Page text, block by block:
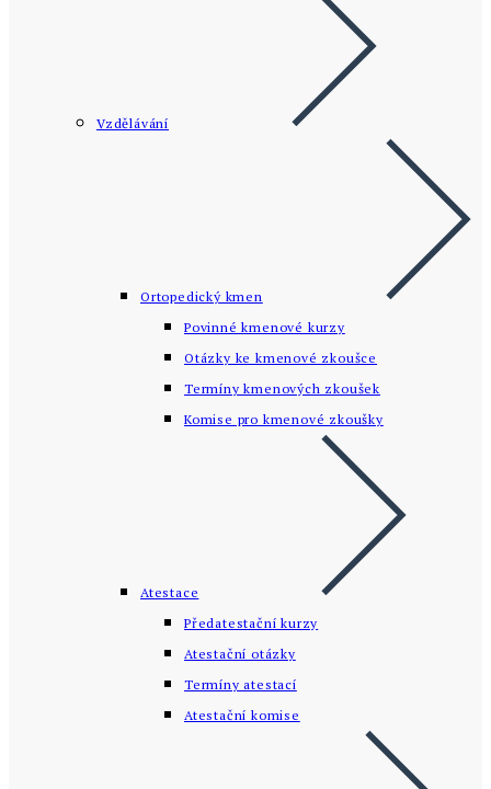
Vzdělávání
Ortopedický kmen
Povinné kmenové kurzy
Otázky ke kmenové zkoušce
Termíny kmenových zkoušek
Komise pro kmenové zkoušky
Atestace
Předatestační kurzy
Atestační otázky
Termíny atestací
Atestační komise